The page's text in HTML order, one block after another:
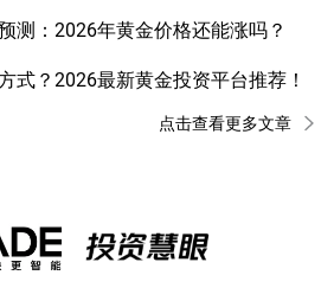
测：2026年黄金价格还能涨吗？
式？2026最新黄金投资平台推荐！
点击查看更多文章